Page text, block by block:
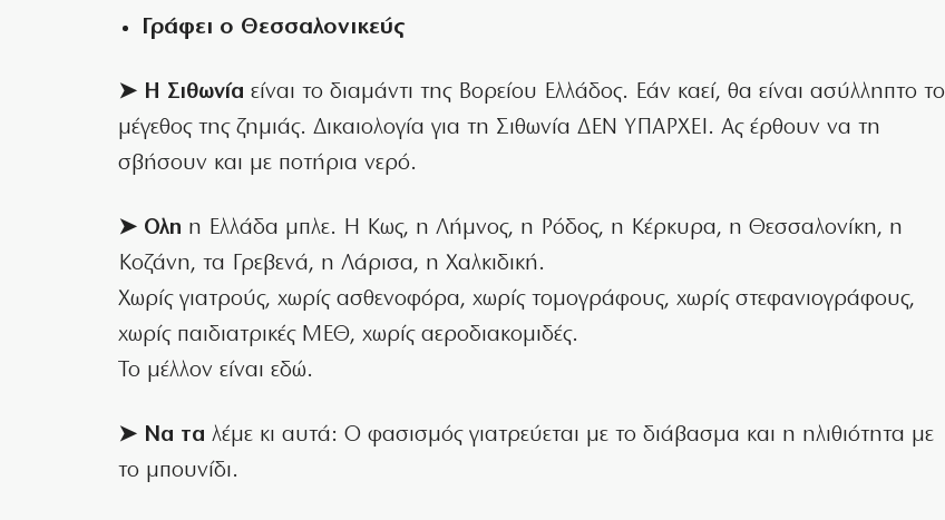
Γράφει ο Θεσσαλονικεύς
➤ Η Σιθωνία είναι το διαμάντι της Βορείου Ελλάδος. Εάν καεί, θα είναι ασύλληπτο το
μέγεθος της ζημιάς. Δικαιολογία για τη Σιθωνία ΔΕΝ ΥΠΑΡΧΕΙ. Ας έρθουν να τη
σβήσουν και με ποτήρια νερό.
➤ Ολη η Ελλάδα μπλε. Η Κως, η Λήμνος, η Ρόδος, η Κέρκυρα, η Θεσσαλονίκη, η
Κοζάνη, τα Γρεβενά, η Λάρισα, η Χαλκιδική.
Χωρίς γιατρούς, χωρίς ασθενοφόρα, χωρίς τομογράφους, χωρίς στεφανιογράφους,
χωρίς παιδιατρικές ΜΕΘ, χωρίς αεροδιακομιδές.
Το μέλλον είναι εδώ.
➤ Να τα λέμε κι αυτά: Ο φασισμός γιατρεύεται με το διάβασμα και η ηλιθιότητα με
το μπουνίδι.